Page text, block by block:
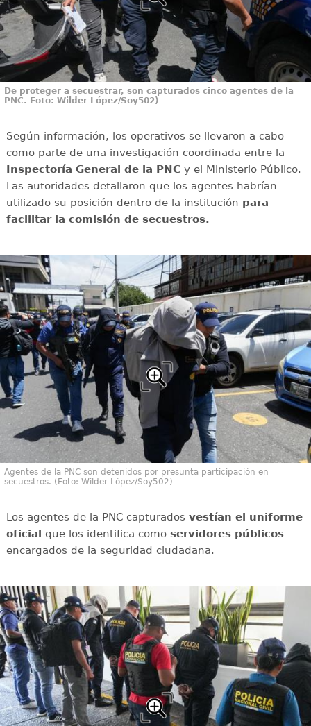
De proteger a secuestrar, son capturados cinco agentes de la
PNC. Foto: Wilder López/Soy502)
Según información, los operativos se llevaron a cabo
como parte de una investigación coordinada entre la
Inspectoría General de la PNC y el Ministerio Público.
Las autoridades detallaron que los agentes habrían
utilizado su posición dentro de la institución para
facilitar la comisión de secuestros.
Agentes de la PNC son detenidos por presunta participación en
secuestros. (Foto: Wilder López/Soy502)
Los agentes de la PNC capturados vestían el uniforme
oficial
que los identifica como servidores públicos
encargados de la seguridad ciudadana.